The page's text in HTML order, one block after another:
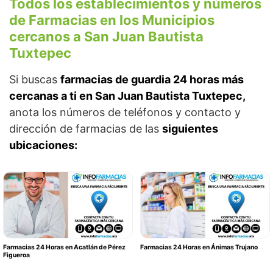
Todos los establecimientos y números
de Farmacias en los Municipios
cercanos a San Juan Bautista
Tuxtepec
Si buscas farmacias de guardia 24 horas más
cercanas a ti en San Juan Bautista Tuxtepec,
anota los números de teléfonos y contacto y
dirección de farmacias de las siguientes
ubicaciones:
Farmacias 24 Horas en Acatlán de Pérez
Figueroa
Farmacias 24 Horas en Ánimas Trujano